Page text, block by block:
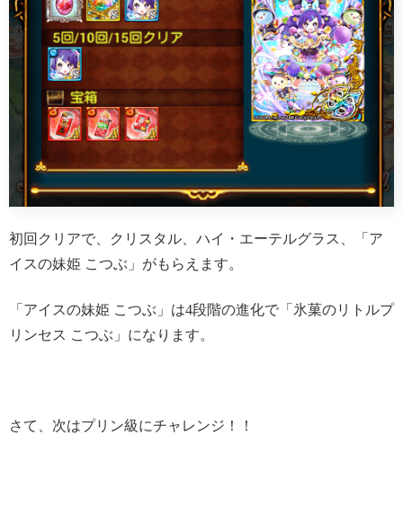
初回クリアで、クリスタル、ハイ・エーテルグラス、「ア
イスの妹姫 こつぶ」がもらえます。
「アイスの妹姫 こつぶ」は4段階の進化で「氷菓のリトルプ
リンセス こつぶ」になります。
さて、次はプリン級にチャレンジ！！